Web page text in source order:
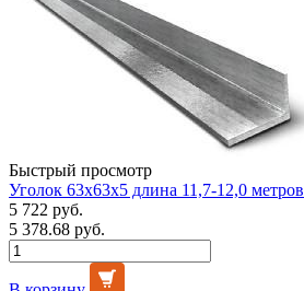
Быстрый просмотр
Уголок 63х63х5 длина 11,7-12,0 метров
5 722 руб.
5 378.68 руб.